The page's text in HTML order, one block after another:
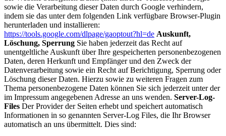
sowie die Verarbeitung dieser Daten durch Google verhindern,
indem sie das unter dem folgenden Link verfügbare Browser-Plugin
herunterladen und installieren:
https://tools.google.com/dlpage/gaoptout?hl=de Auskunft,
Löschung, Sperrung Sie haben jederzeit das Recht auf
unentgeltliche Auskunft über Ihre gespeicherten personenbezogenen
Daten, deren Herkunft und Empfänger und den Zweck der
Datenverarbeitung sowie ein Recht auf Berichtigung, Sperrung oder
Löschung dieser Daten. Hierzu sowie zu weiteren Fragen zum
Thema personenbezogene Daten können Sie sich jederzeit unter der
im Impressum angegebenen Adresse an uns wenden. Server-Log-
Files Der Provider der Seiten erhebt und speichert automatisch
Informationen in so genannten Server-Log Files, die Ihr Browser
automatisch an uns übermittelt. Dies sind: